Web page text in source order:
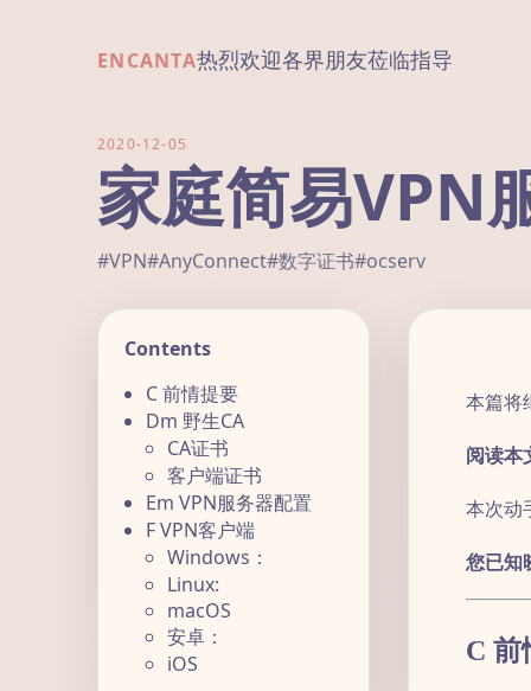
ENCANTA热烈欢迎各界朋友莅临指导
2020-12-05
家庭简易VPN
#VPN#AnyConnect#数字证书#ocserv
Contents
C 前情提要
Dm 野生CA
CA证书
客户端证书
Em VPN服务器配置
F VPN客户端
Windows：
Linux:
macOS
安卓：
iOS
本篇将
阅读本
本次动
您已知
C 前